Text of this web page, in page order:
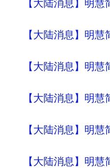
【大陆消息】明
【大陆消息】明
【大陆消息】明
【大陆消息】明
【大陆消息】明
【大陆消息】明